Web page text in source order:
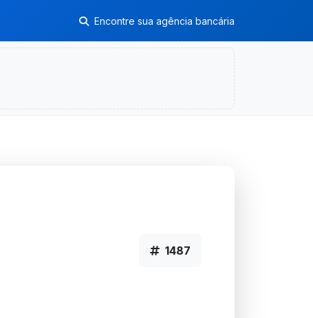
Encontre sua agência bancária
1487